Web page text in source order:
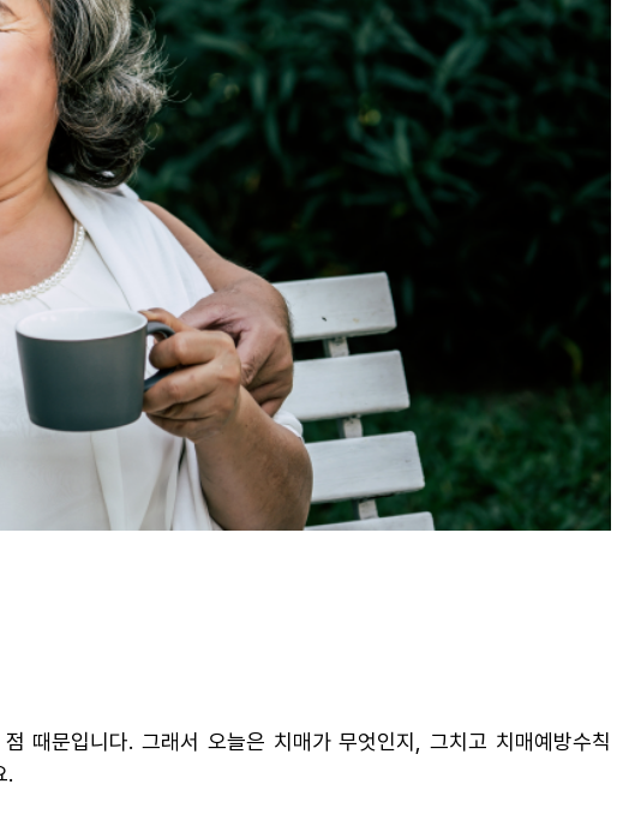
때문입니다. 그래서 오늘은 치매가 무엇인지, 그치고 치매예방수칙
.